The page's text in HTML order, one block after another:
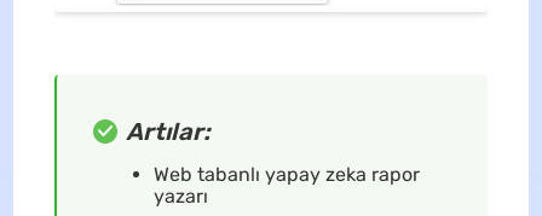
Artılar:
Web tabanlı yapay zeka rapor
yazarı